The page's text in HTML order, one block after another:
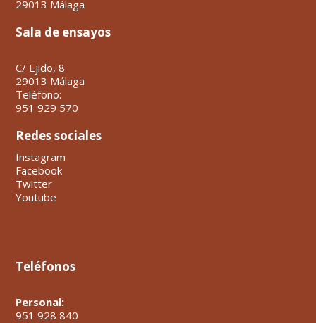
29013 Málaga
Sala de ensayos
C/ Ejido, 8
29013 Málaga
Teléfono:
951 929 570
Redes sociales
Instagram
Facebook
Twitter
Youtube
Teléfonos
Personal:
951 928 840